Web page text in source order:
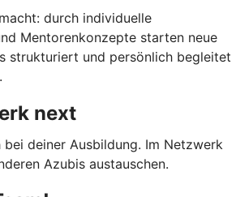
durch individuelle
Mentorenkonzepte starten neue
strukturiert und persönlich begleitet
next
deiner Ausbildung. Im Netzwerk
Azubis austauschen.